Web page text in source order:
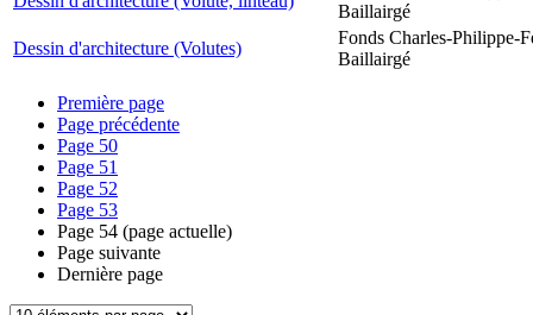
Baillairgé
Dessin d'architecture (Volutes)
Fonds Charles-Philippe-
Baillairgé
Première page
Page précédente
Page 50
Page 51
Page 52
Page 53
Page 54 (page actuelle)
Page suivante
Dernière page